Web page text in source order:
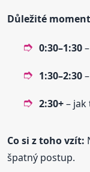
Důležité
0:30–1:30
1:30–2:30
2:30+–
Co si z toho vzít:
špatný postup.